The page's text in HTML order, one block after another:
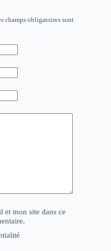
champs obligatoires sont
et mon site dans ce